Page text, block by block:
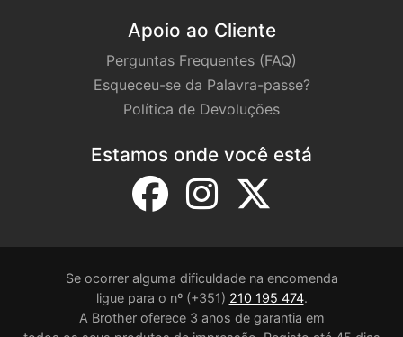
Apoio ao Cliente
Perguntas Frequentes (FAQ)
Esqueceu-se da Palavra-passe?
Política de Devoluções
Estamos onde você está
Se ocorrer alguma dificuldade na encomenda
ligue para o nº (+351) 210 195 474.
A Brother oferece 3 anos de garantia em